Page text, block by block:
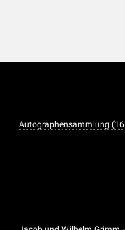
Autographensammlung